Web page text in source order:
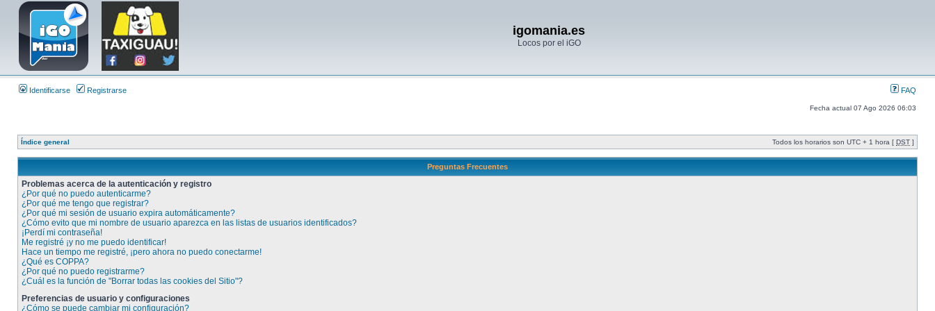
igomania.es
Locos por el iGO
Identificarse Registrarse FAQ
Fecha actual 07 Ago 2026 06:03
Índice general Todos los horarios son UTC + 1 hora [ DST ]
Preguntas Frecuentes
Problemas acerca de la autenticación y registro
¿Por qué no puedo autenticarme?
¿Por qué me tengo que registrar?
¿Por qué mi sesión de usuario expira automáticamente?
¿Cómo evito que mi nombre de usuario aparezca en las listas de usuarios identificados?
¡Perdí mi contraseña!
Me registré ¡y no me puedo identificar!
Hace un tiempo me registré, ¡pero ahora no puedo conectarme!
¿Qué es COPPA?
¿Por qué no puedo registrarme?
¿Cuál es la función de "Borrar todas las cookies del Sitio"?
Preferencias de usuario y configuraciones
¿Cómo se puede cambiar mi configuración?